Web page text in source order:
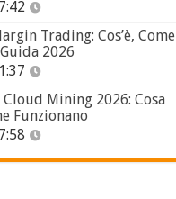
Trading: Cos’è, Come
2026
Mining 2026: Cosa
Funzionano